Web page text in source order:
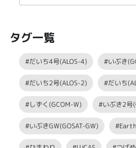
タグ一覧
#だいち4号(ALOS-4) #いぶき
#だいち2号(ALOS-2) #だいち
#しずく(GCOM-W) #いぶき2号
#いぶきGW(GOSAT-GW)